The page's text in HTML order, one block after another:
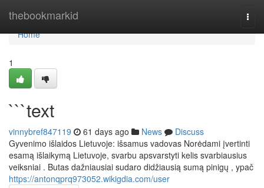
thebookmarkid
Home
Home
1
```text
vinnybref847119 61 days ago News
Discuss
Gyvenimo išlaidos Lietuvoje: išsamus vadovas Norėdami įvertinti
esamą išlaikymą Lietuvoje, svarbu apsvarstyti kelis svarbiausius
veiksniai . Butas dažniausiai sudaro didžiausią sumą pinigų , ypač
https://antonqprq973052.wikigdia.com/user